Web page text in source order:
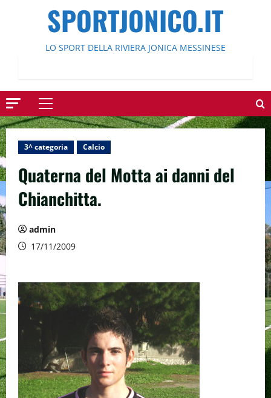
SPORTJONICO.IT
LO SPORT DELLA RIVIERA JONICA MESSINESE
Menu
principale
3^ categoria Calcio
Quaterna del Motta ai danni del
Chianchitta.
admin
17/11/2009